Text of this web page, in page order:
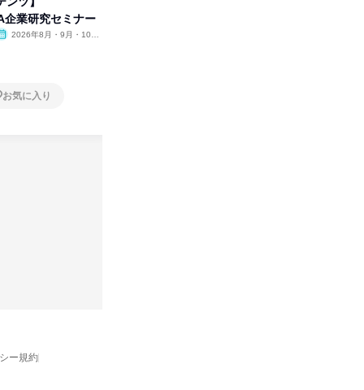
企業研究セミナー
2026年8月・9月・10
お気に入り
ー規約